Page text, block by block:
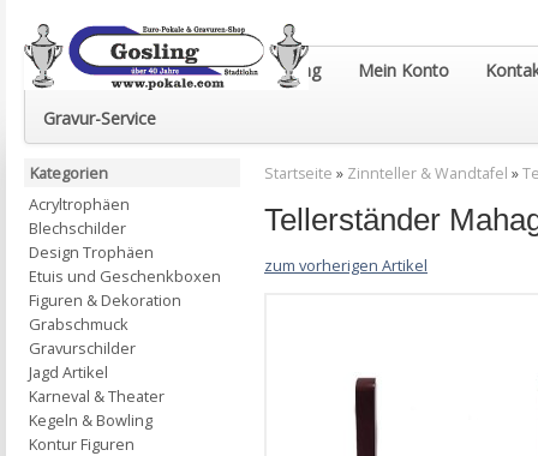
Euro-Pokale & Gravur-Shop Gosling Mein Konto
Gravur-Service
Startseite » Zinnteller & Wandtafel »
Tellerständer
zum vorherigen Artikel
Kategorien
Acryltrophäen
Blechschilder
Design Trophäen
Etuis und Geschenkboxen
Figuren & Dekoration
Grabschmuck
Gravurschilder
Jagd Artikel
Karneval & Theater
Kegeln & Bowling
Kontur Figuren